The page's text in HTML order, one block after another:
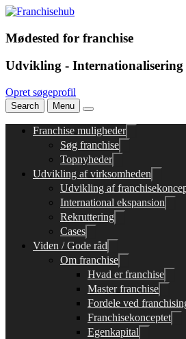
Mødested for franchise
Udvikling -
Opret søgeprofil
Search Menu
Franchise muligheder
Søg franchise
Topnyheder
Udvikling af virksomheden
Udvikling af
International ekspansion
Rekruttering
Cases
Viden / Gode råd
Om franchise
Hvad er franchise
Master franchise
Fordele ved
Franchisekonceptet
Egenkapital